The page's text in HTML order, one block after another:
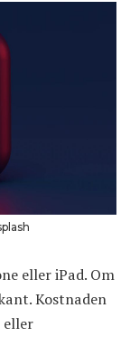
eller iPad. Om
Kostnaden
eller